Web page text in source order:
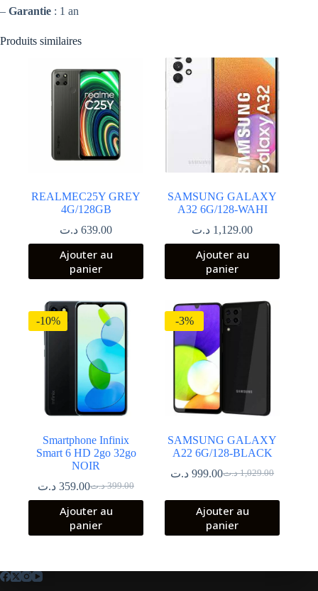
– Garantie : 1 an
Produits similaires
REALMEC25Y GREY
4G/128GB
639.00 د.ت
Ajouter au
panier
SAMSUNG GALAXY
A32 6G/128-WAHI
1,129.00 د.ت
Ajouter au
panier
-10%
Smartphone Infinix
Smart 6 HD 2go 32go
NOIR
399.00 د.تLe
prix
initial
était :
359.00 د.ت
Le
prix
actuel
est :
Ajouter au
panier
-3%
SAMSUNG GALAXY
A22 6G/128-BLACK
1,029.00 د.ت
Le
initial
était :
999.00 د.ت
Le
actuel
est :
Ajouter au
panier